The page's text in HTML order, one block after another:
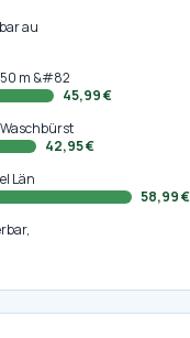
au
m &#82
45,99 €
Waschbürst
42,95 €
Län
58,99 €